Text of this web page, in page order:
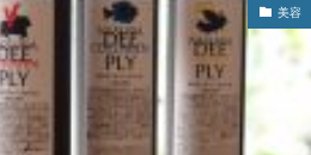
美容